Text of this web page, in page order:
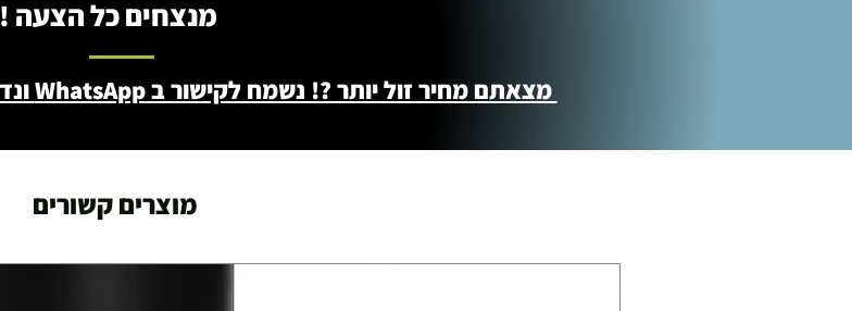
מנצחים כל הצעה !
מצאתם מחיר זול יותר ?! נשמח לקישור ב WhatsApp ונדאג שתשלמו פחות - 046722171
מוצרים קשורים